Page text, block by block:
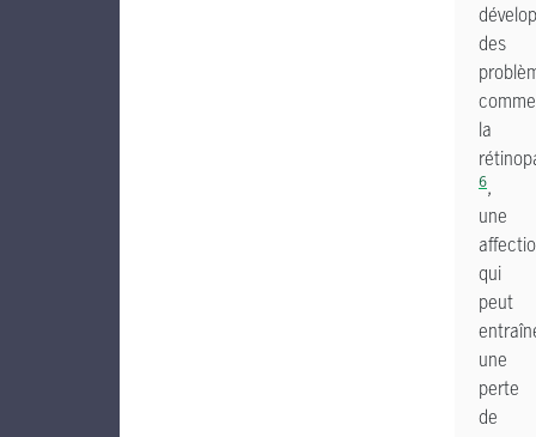
des
comme
la
6,
une
qui
peut
une
perte
de